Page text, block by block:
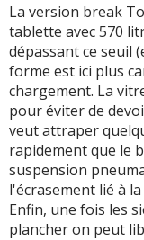
La version break
tablette avec 570
dépassant ce seuil
forme est ici plus
chargement. La
pour éviter de
veut attraper
rapidement que le
suspension
l'écrasement lié à
Enfin, une fois les
plancher on peut